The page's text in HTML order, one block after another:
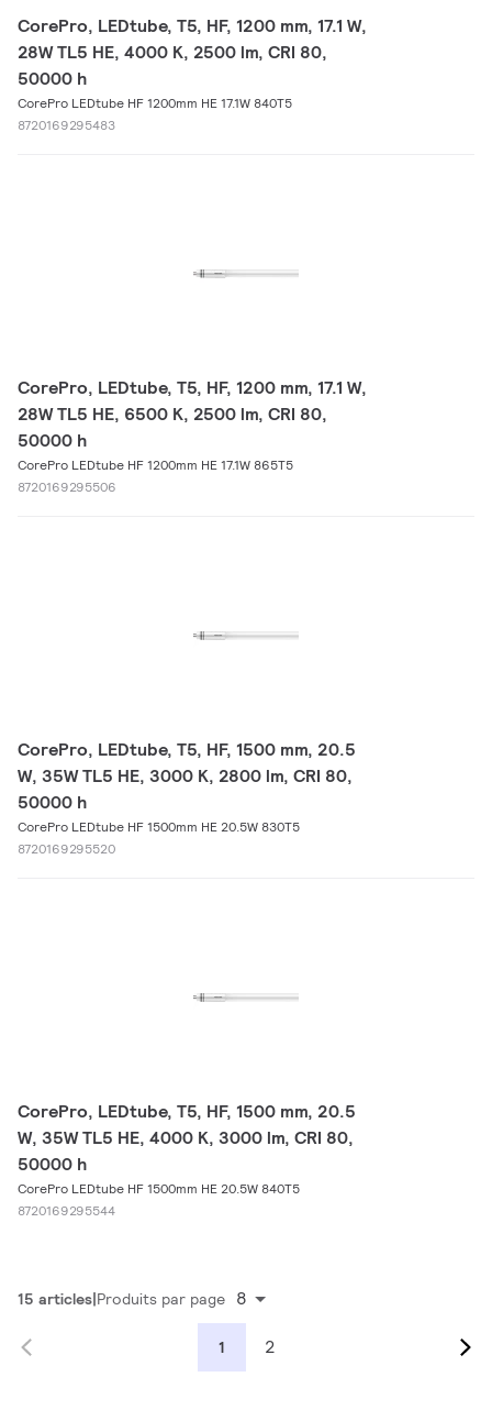
CorePro, LEDtube, T5, HF, 1200 mm, 17.1 W,
28W TL5 HE, 4000 K, 2500 lm, CRI 80,
50000 h
CorePro LEDtube HF 1200mm HE 17.1W 840T5
8720169295483
CorePro, LEDtube, T5, HF, 1200 mm, 17.1 W,
28W TL5 HE, 6500 K, 2500 lm, CRI 80,
50000 h
CorePro LEDtube HF 1200mm HE 17.1W 865T5
8720169295506
CorePro, LEDtube, T5, HF, 1500 mm, 20.5
W, 35W TL5 HE, 3000 K, 2800 lm, CRI 80,
50000 h
CorePro LEDtube HF 1500mm HE 20.5W 830T5
8720169295520
CorePro, LEDtube, T5, HF, 1500 mm, 20.5
W, 35W TL5 HE, 4000 K, 3000 lm, CRI 80,
50000 h
CorePro LEDtube HF 1500mm HE 20.5W 840T5
8720169295544
15 articles Produits par page 8
1 2